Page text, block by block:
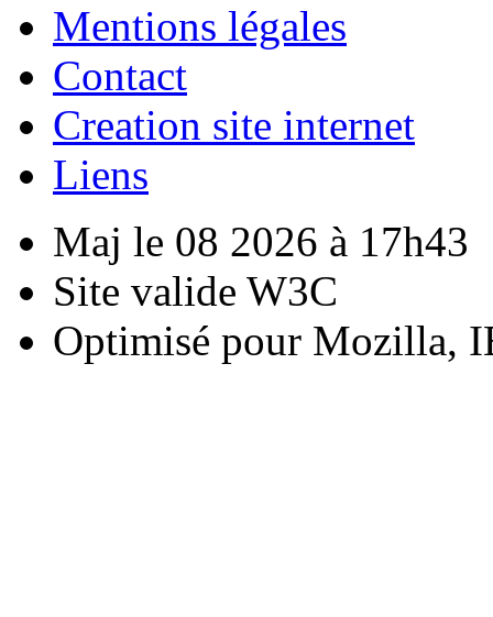
Mentions légales
Contact
Creation site internet
Liens
Maj le 08 2026 à 17h43
Site valide W3C
Optimisé pour Mozilla,